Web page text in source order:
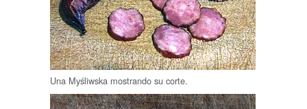
Una Myśliwska mostrando su corte.